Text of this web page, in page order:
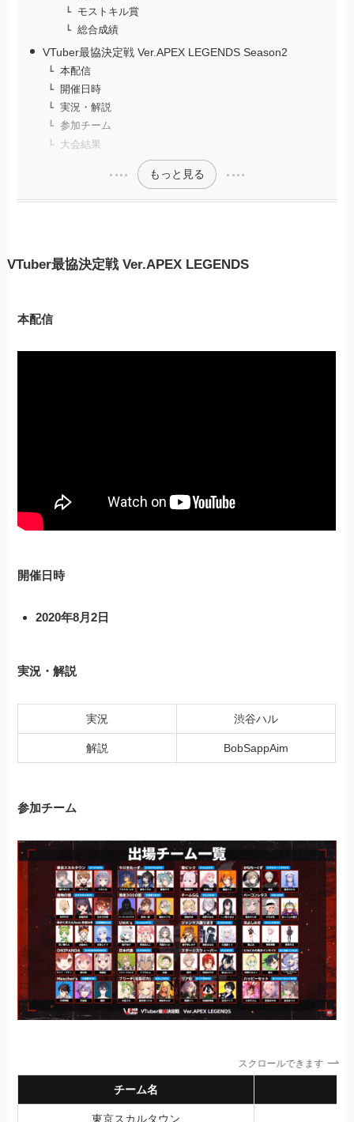
モストキル賞
総合成績
VTuber最協決定戦 Ver.APEX LEGENDS Season2
本配信
開催日時
実況・解説
参加チーム
大会結果
もっと見る
VTuber最協決定戦 Ver.APEX LEGENDS
本配信
開催日時
2020年8月2日
実況・解説
実況 渋谷ハル
解説 BobSappAim
参加チーム
スクロールできます
チーム名
東京スカルタウン